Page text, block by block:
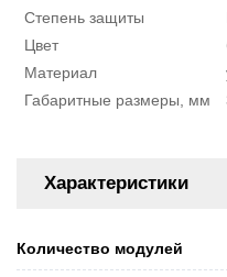
Степень защиты
Цвет
Материал
Габаритные размеры, мм
Характеристики
Количество модулей